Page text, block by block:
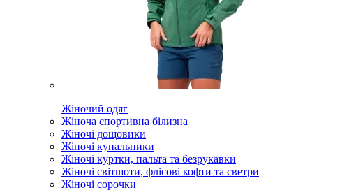
Жіночий одяг
Жіноча спортивна білизна
Жіночі дощовики
Жіночі купальники
Жіночі куртки, пальта та безрукавки
Жіночі світшоти, флісові кофти та светри
Жіночі сорочки